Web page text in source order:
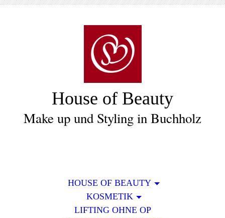
House of Beauty
Make up und Styling in Buchholz
HOUSE OF BEAUTY
KOSMETIK
LIFTING OHNE OP